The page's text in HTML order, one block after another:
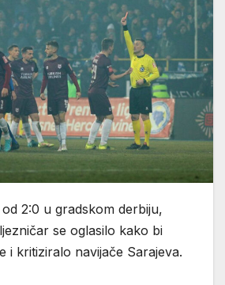
2:0 u gradskom derbiju,
se oglasilo kako bi
i kritiziralo navijače Sarajeva.